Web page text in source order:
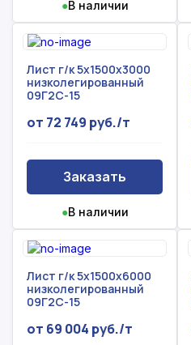
●В наличии
Лист г/к 5х1500х3000
низколегированный
09Г2С-15
от 72 749 руб./т
Заказать
●В наличии
Лист г/к 5х1500х6000
низколегированный
09Г2С-15
от 69 004 руб./т